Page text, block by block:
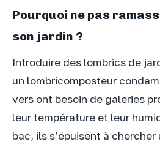
Pourquoi ne pas
son jardin ?
Introduire des lombrics de
un lombricomposteur
vers ont besoin de galeries
leur température et leur
bac, ils s’épuisent à